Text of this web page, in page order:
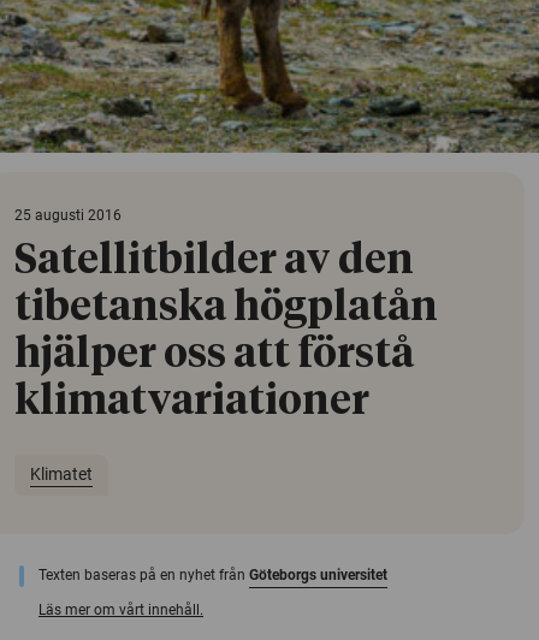
25 augusti 2016
Satellitbilder av den
tibetanska högplatån
hjälper oss att förstå
klimatvariationer
Klimatet
Texten baseras på en nyhet från Göteborgs universitet
Läs mer om vårt innehåll.